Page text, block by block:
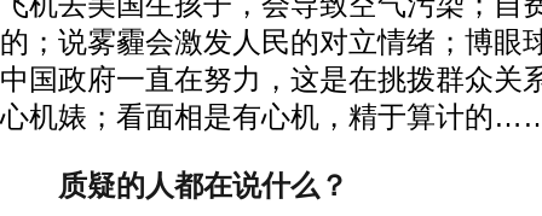
的；说雾霾会激发人民的对立情绪；博眼
中国政府一直在努力，这是在挑拨群众关
心机婊；看面相是有心机，精于算计的
质疑的人都在说什么？